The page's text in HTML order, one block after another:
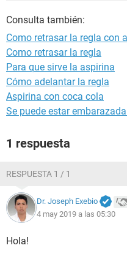
Consulta también:
Como retrasar la regla con
Como retrasar la regla
Para que sirve la aspirina
Cómo adelantar la regla
Aspirina con coca cola
Se puede estar
1 respuesta
RESPUESTA 1 / 1
Dr. Joseph Exebio
4 may 2019 a las 05:30
Hola!